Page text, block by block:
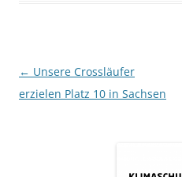
Beitragsnavigation
← Unsere Crossläufer
erzielen Platz 10 in Sachsen